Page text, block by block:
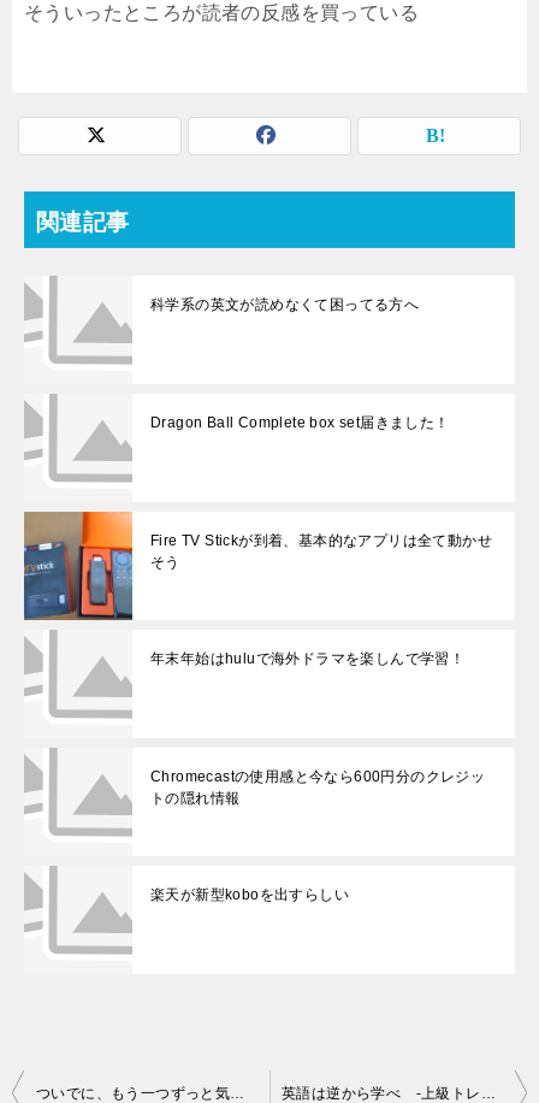
そういったところが読者の反感を買っている
関連記事
科学系の英文が読めなくて困ってる方へ
Dragon Ball Complete box set届きました！
Fire TV Stickが到着、基本的なアプリは全て動かせ
そう
年末年始はhuluで海外ドラマを楽しんで学習！
Chromecastの使用感と今なら600円分のクレジッ
トの隠れ情報
楽天が新型koboを出すらしい
投